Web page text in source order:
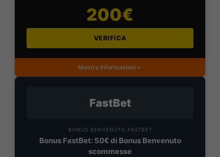
200€
VERIFICA
Mostra Informazioni
FastBet
BONUS BENVENUTO FASTBET
Bonus FastBet: 50€ di Bonus Benvenuto
scommesse